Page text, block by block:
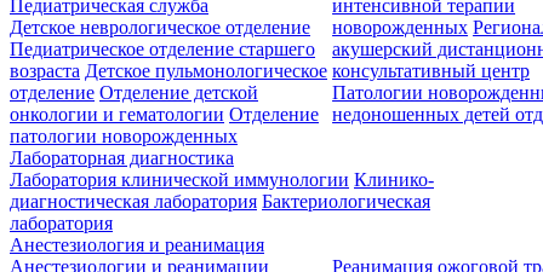
интенсивной терапии
новорожденных
акушерский
консультативный центр
Патологии
недоношенных детей
Педиатрическая служба
Детское неврологическое отделение
Педиатрическое отделение старшего
возраста Детское пульмонологическое
отделение Отделение детской
онкологии и гематологии Отделение
патологии новорожденных
Лабораторная диагностика
Лаборатория клинической иммунологии Клинико-
диагностическая лаборатория Бактериологическая
лаборатория
Анестезиология и реанимация
Анестезиологии и реанимации
Реанимация ожоговой